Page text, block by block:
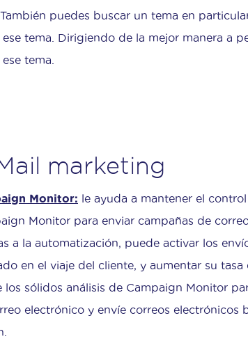
puedes buscar un tema en
tema. Dirigiendo de la mejor manera a
tema.
marketing
Monitor: le ayuda a mantener el
Monitor para enviar campañas de
a la automatización, puede activar los
en el viaje del cliente, y aumentar su
los sólidos análisis de Campaign Monitor
electrónico y envíe correos electrónicos